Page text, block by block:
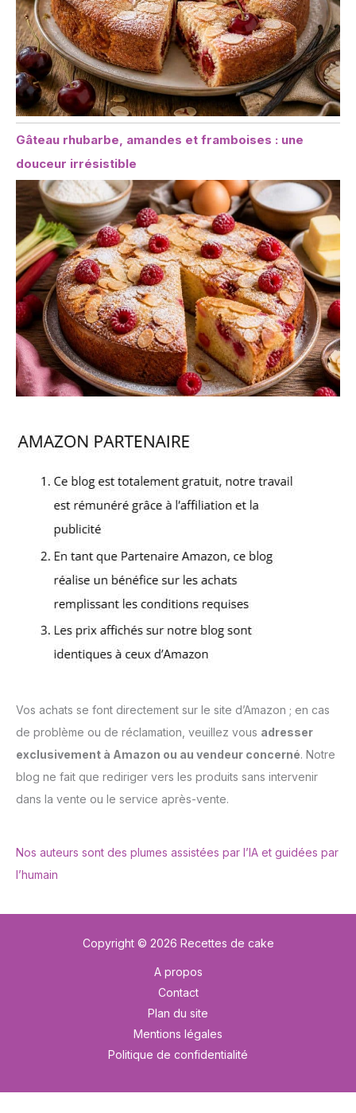
Gâteau rhubarbe, amandes et framboises : une
douceur irrésistible
Vos achats se font directement sur le site d’Amazon ; en cas
de problème ou de réclamation, veuillez vous adresser
exclusivement à Amazon ou au vendeur concerné. Notre
blog ne fait que rediriger vers les produits sans intervenir
dans la vente ou le service après-vente.
Nos auteurs sont des plumes assistées par l’IA et guidées par
l’humain
Copyright © 2026 Recettes de cake
A propos
Contact
Plan du site
Mentions légales
Politique de confidentialité